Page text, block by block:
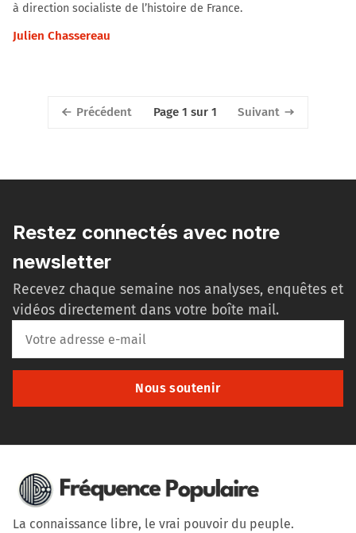
à direction socialiste de l’histoire de France.
Julien Chassereau
Précédent Page 1 sur 1 Suivant
Restez connectés avec notre
newsletter
Recevez chaque semaine nos analyses, enquêtes et
vidéos directement dans votre boîte mail.
Nous soutenir
La connaissance libre, le vrai pouvoir du peuple.